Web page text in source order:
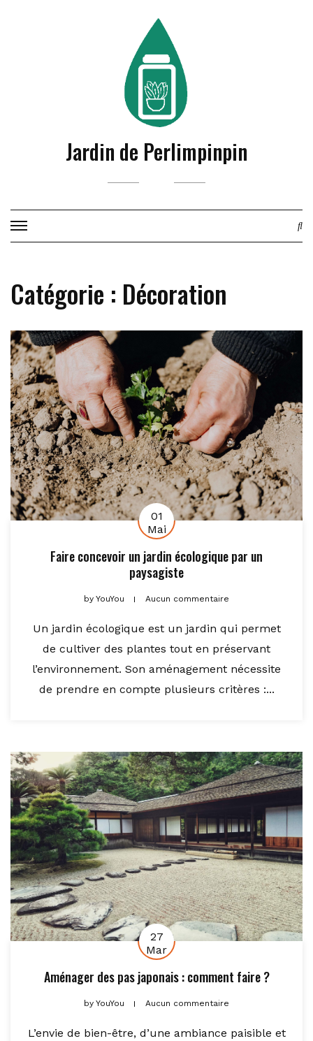
Jardin de Perlimpinpin
Catégorie : Décoration
01
Mai
Faire concevoir un jardin écologique par un
paysagiste
by YouYou Aucun commentaire
Un jardin écologique est un jardin qui permet
de cultiver des plantes tout en préservant
l’environnement. Son aménagement nécessite
de prendre en compte plusieurs critères :...
27
Mar
Aménager des pas japonais : comment faire ?
by YouYou Aucun commentaire
L’envie de bien-être, d’une ambiance paisible et